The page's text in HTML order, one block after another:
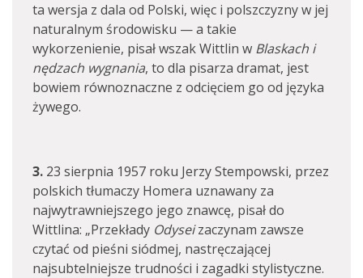
ta wersja z dala od Polski, więc i polszczyzny w jej
naturalnym środowisku — a takie
wykorzenienie, pisał wszak Wittlin w Blaskach i
nędzach wygnania, to dla pisarza dramat, jest
bowiem równoznaczne z odcięciem go od języka
żywego.
3. 23 sierpnia 1957 roku Jerzy Stempowski, przez
polskich tłumaczy Homera uznawany za
najwytrawniejszego jego znawcę, pisał do
Wittlina: „Przekłady Odyseizaczynam zawsze
czytać od pieśni siódmej, nastręczającej
najsubtelniejsze trudności i zagadki stylistyczne.